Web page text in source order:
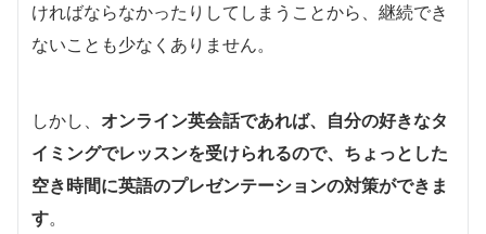
ければならなかったりしてしまうことから、継続でき
ないことも少なくありません。
しかし、 オンライン英会話であれば、自分の好きなタ
イミングでレッスンを受けられるので、ちょっとした
空き時間に英語のプレゼンテーションの対策ができま
す。